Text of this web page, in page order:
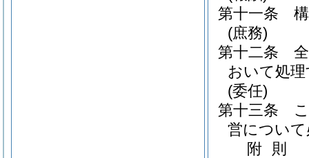
第十一条
(庶務)
第十二条
おいて処
(委任)
第十三条
営につい
附 則